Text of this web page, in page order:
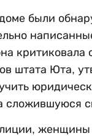
были
критиковала
штата Юта,
сложившуюся
женщины